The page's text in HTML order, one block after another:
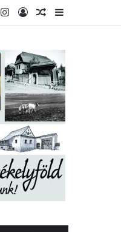
Instagram
BelépésVéletlen cikk
Oldalsáv